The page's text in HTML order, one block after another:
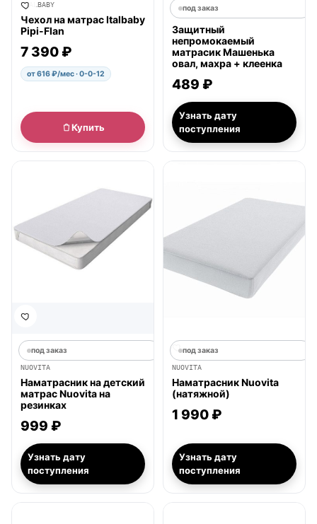
ITALBABY
Чехол на матрас Italbaby
Pipi-Flan
7 390 ₽
от 616 ₽/мес · 0-0-12
Купить
под заказ
Защитный
непромокаемый
матрасик Машенька
овал, махра + клеенка
489 ₽
Узнать дату
поступления
под заказ
NUOVITA
Наматрасник на детский
матрас Nuovita на
резинках
999 ₽
Узнать дату
поступления
под заказ
NUOVITA
Наматрасник Nuovita
(натяжной)
1 990 ₽
Узнать дату
поступления